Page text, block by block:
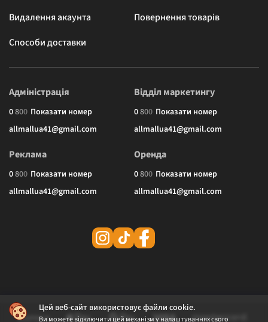
Цей веб-сайт використовує файли cookie.
Ви можете відключити цей механізм у налаштуваннях свого
Видалення акаунта
Повернення товарів
Способи доставки
Адміністрація
0800 Показати номер
allmallua41@gmail.com
Відділ маркетингу
0800 Показати номер
allmallua41@gmail.com
Реклама
0800 Показати номер
allmallua41@gmail.com
Оренда
0800 Показати номер
allmallua41@gmail.com